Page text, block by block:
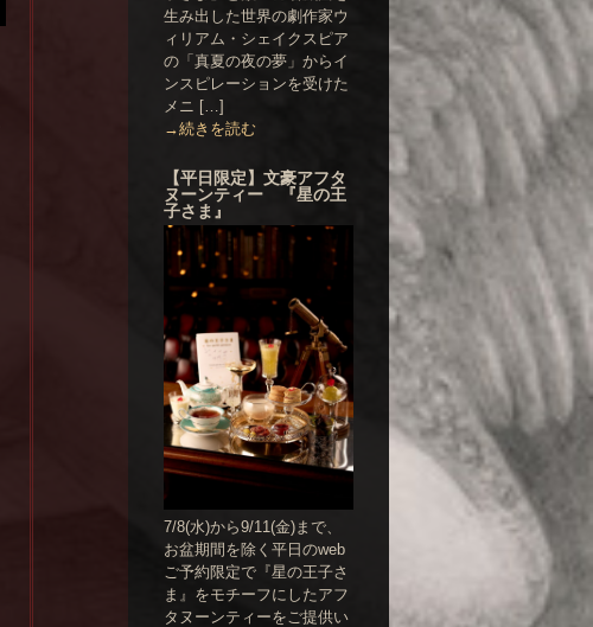
生み出した世界の劇作家ウ
ィリアム・シェイクスピア
の「真夏の夜の夢」からイ
ンスピレーションを受けた
メニ […]
→続きを読む
【平日限定】文豪アフタ
ヌーンティー 『星の王
子さま』
7/8(水)から9/11(金)まで、
お盆期間を除く平日のweb
ご予約限定で『星の王子さ
ま』をモチーフにしたアフ
タヌーンティーをご提供い